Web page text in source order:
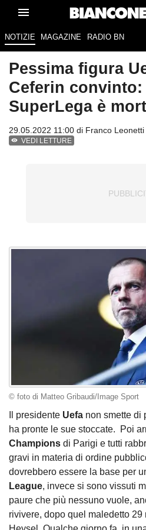
NOTIZIE MAGAZINE RADIO BN
Pessima figura
Ceferin convinto:
SuperLega è
29.05.2022 11:00 di Franco Leonetti
VEDI LETTURE
© foto di Matteo Gribaudi/Image Sport
Il presidente Uefa non smette di
ha pronte le sue stoccate. Poi
Champions di Parigi e tutti
gravi in materia di ordine
dovrebbero essere la base per
League, invece si sono vissuti
paure che più nessuno vuole,
rivivere, dopo quel maledetto 29